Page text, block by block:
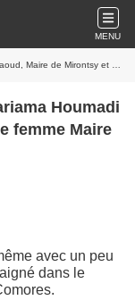
MENU
femme Maire de l’île de Ndzuwani
Houmadi
femme Maire
avec un peu
dans le